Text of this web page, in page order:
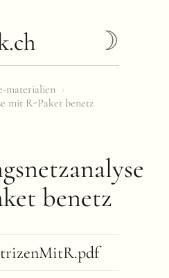
materialien ›
mit R-Paket benetz
benetz